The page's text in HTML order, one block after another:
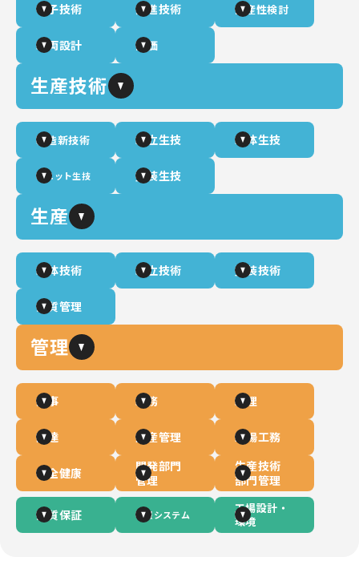
電子技術 先進技術 生産性検討
車両設計 評価
生産技術
製造新技術 組立生技 車体生技
ユニット生技 塗装生技
生産
車体技術 組立技術 塗装技術
品質管理
管理
人事 総務 経理
調達 生産管理 工場工務
安全健康
開発部門
管理
生産技術
部門管理
品質保証 情報システム
工場設計・
環境